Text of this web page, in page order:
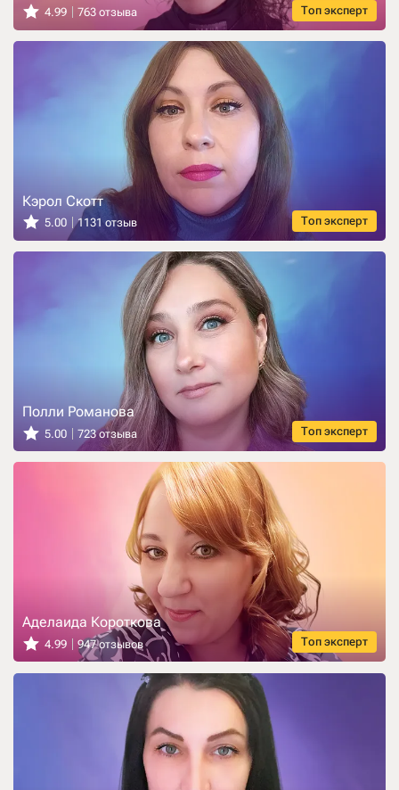
Топ эксперт
4.99 763 отзыва
Топ эксперт
Кэрол Скотт
5.00 1131 отзыв
Топ эксперт
Полли Романова
5.00 723 отзыва
Топ эксперт
Аделаида Короткова
4.99 947 отзывов